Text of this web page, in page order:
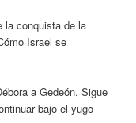
la conquista de la
Israel se
a Gedeón. Sigue
bajo el yugo